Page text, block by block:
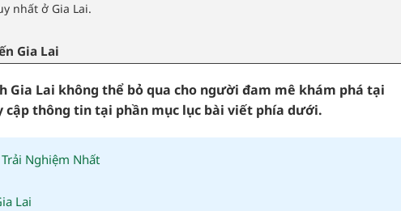
nhất ở Gia Lai.
Gia Lai
Gia Lai không thể bỏ qua cho người đam mê khám phá tại
cập thông tin tại phần mục lục bài viết phía dưới.
Nghiệm Nhất
Lai